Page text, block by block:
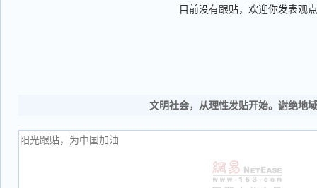
目前没有跟贴，欢迎你发表观点
文明社会，从理性发贴开始。谢绝地